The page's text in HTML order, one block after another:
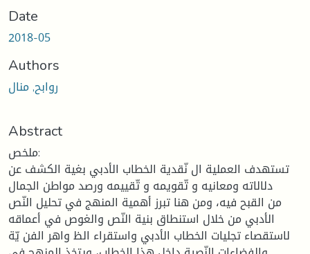
Date
2018-05
Authors
روابح, منال
Abstract
ملخص:
تستهدف العملية ال نّقدية الخطاب الأدبي بغية الكشف عن
دلالاته ومعانيه و تّقويمه و تّقييمه ورصد مواطن الجمال
من القبح فيه، ومن هنا تبرز أهمية المنهج في تحليل النّص
الأدبي من خلال استنطاق بنية النّص والغوص في أعماقه
لاستقصاء تجليات الخطاب الأدبي واستقراء الظ واهر الفن يّة